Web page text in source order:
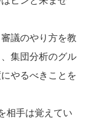
議のやり方を教
集団分析のグル
やるべきことを
相手は覚えてい